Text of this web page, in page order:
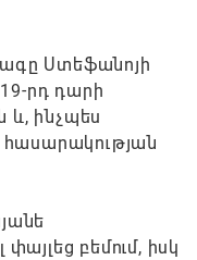
Ստեֆանոյի
րդ դարի
ինչպես
հասարակության
բեմում, իսկ